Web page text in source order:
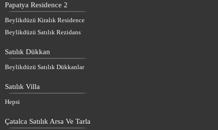
Papatya Residence 2
Beylikdüzü Kiralık Residence
Beylikdüzü Satılık Rezidans
Satılık Dükkan
Beylikdüzü Satılık Dükkanlar
Satılık Villa
Hepsi
Çatalca Satılık Arsa Ve Tarla